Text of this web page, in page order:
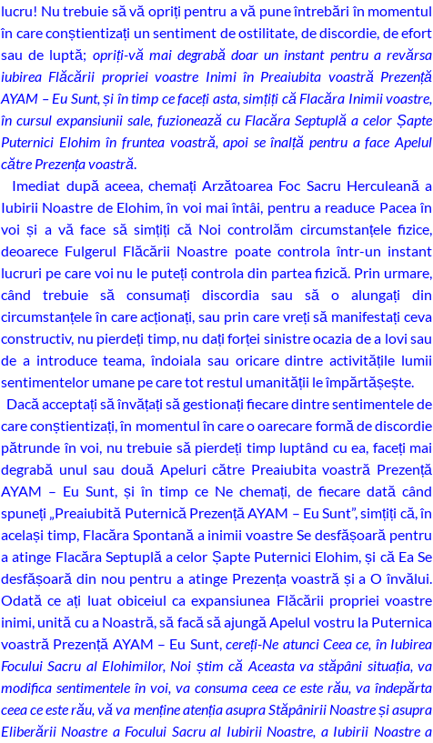
lucru! Nu trebuie să vă opriți pentru a vă pune întrebări în momentul
în care conștientizați un sentiment de ostilitate, de discordie, de efort
sau de luptă; opriți-vă mai degrabă doar un instant pentru a revărsa
iubirea Flăcării propriei voastre Inimi în Preaiubita voastră Prezență
AYAM – Eu Sunt, și în timp ce faceți asta, simțiți că Flacăra Inimii voastre,
în cursul expansiunii sale, fuzionează cu Flacăra Septuplă a celor Șapte
Puternici Elohim în fruntea voastră, apoi se înalță pentru a face Apelul
către Prezența voastră.
Imediat după aceea, chemați Arzătoarea Foc Sacru Herculeană a
Iubirii Noastre de Elohim, în voi mai întâi, pentru a readuce Pacea în
voi și a vă face să simțiți că Noi controlăm circumstanțele fizice,
deoarece Fulgerul Flăcării Noastre poate controla într-un instant
lucruri pe care voi nu le puteți controla din partea fizică. Prin urmare,
când trebuie să consumați discordia sau să o alungați din
circumstanțele în care acționați, sau prin care vreți să manifestați ceva
constructiv, nu pierdeți timp, nu dați forței sinistre ocazia de a lovi sau
de a introduce teama, îndoiala sau oricare dintre activitățile lumii
sentimentelor umane pe care tot restul umanității le împărtășește.
Dacă acceptați să învățați să gestionați fiecare dintre sentimentele de
care conștientizați, în momentul în care o oarecare formă de discordie
pătrunde în voi, nu trebuie să pierdeți timp luptând cu ea, faceți mai
degrabă unul sau două Apeluri către Preaiubita voastră Prezență
AYAM – Eu Sunt, și în timp ce Ne chemați, de fiecare dată când
spuneți „Preaiubită Puternică Prezență AYAM – Eu Sunt”, simțiți că, în
același timp, Flacăra Spontană a inimii voastre Se desfășoară pentru
a atinge Flacăra Septuplă a celor Șapte Puternici Elohim, și că Ea Se
desfășoară din nou pentru a atinge Prezența voastră și a O învălui.
Odată ce ați luat obiceiul ca expansiunea Flăcării propriei voastre
inimi, unită cu a Noastră, să facă să ajungă Apelul vostru la Puternica
voastră Prezență AYAM – Eu Sunt,cereți-Ne atunci Ceea ce, în Iubirea
Focului Sacru al Elohimilor, Noi știm că Aceasta va stăpâni situația, va
modifica sentimentele în voi, va consuma ceea ce este rău, va îndepărta
ceea ce este rău, vă va menține atenția asupra Stăpânirii Noastre și asupra
Eliberării Noastre a Focului Sacru al Iubirii Noastre, a Iubirii Noastre a